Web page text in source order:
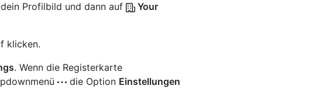
Profilbild und dann auf
Your
klicken.
. Wenn die Registerkarte
die Option Einstellungen